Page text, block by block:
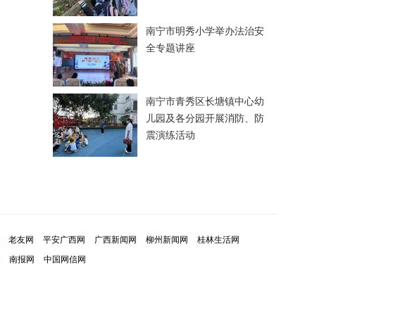
南宁市明秀小学举办法治安
全专题讲座
南宁市青秀区长塘镇中心幼
儿园及各分园开展消防、防
震演练活动
老友网 平安广西网 广西新闻网 柳州新闻网
桂林生活网
南报网 中国网信网